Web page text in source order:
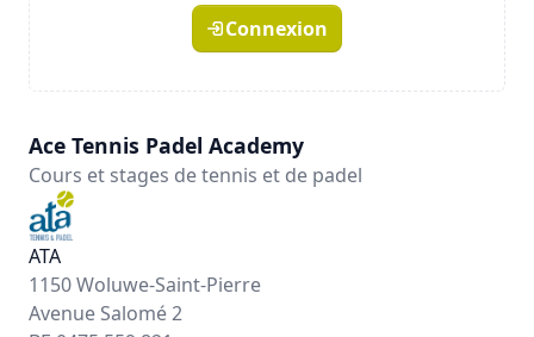
Connexion
Ace Tennis Padel Academy
Cours et stages de tennis et de padel
ATA
1150 Woluwe-Saint-Pierre
Avenue Salomé 2